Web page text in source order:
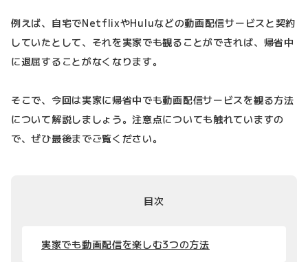
例えば、自宅でNetflixやHuluなどの動画配信サービスと契約
していたとして、それを実家でも観ることができれば、帰省中
に退屈することがなくなります。
そこで、今回は実家に帰省中でも動画配信サービスを観る方法
について解説しましょう。注意点についても触れていますの
で、ぜひ最後までご覧ください。
目次
実家でも動画配信を楽しむ3つの方法